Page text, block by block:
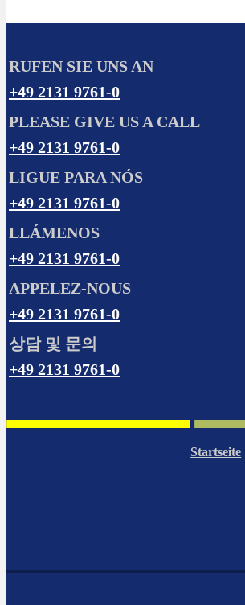
RUFEN SIE UNS AN
+49 2131 9761-0
PLEASE GIVE US A CALL
+49 2131 9761-0
LIGUE PARA NÓS
+49 2131 9761-0
LLÁMENOS
+49 2131 9761-0
APPELEZ-NOUS
+49 2131 9761-0
상담 및 문의
+49 2131 9761-0
Startseite